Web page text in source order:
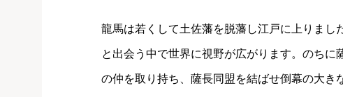
龍馬は若くして土佐藩を脱藩し江戸に上りまし
と出会う中で世界に視野が広がります。のち
の仲を取り持ち、薩長同盟を結ばせ倒幕の大き